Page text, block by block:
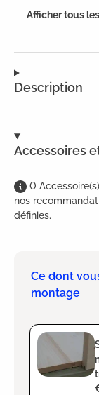
Description
Accessoires
0 Accessoire(s)
nos
définies.
Ce dont
montage
Afficher tous